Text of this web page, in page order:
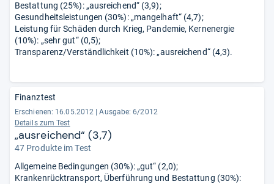
Bestattung (25%): „ausreichend“ (3,9);
Gesundheitsleistungen (30%): „mangelhaft“ (4,7);
Leistung für Schäden durch Krieg, Pandemie, Kernenergie
(10%): „sehr gut“ (0,5);
Transparenz/Verständlichkeit (10%): „ausreichend“ (4,3).
Finanztest
Erschienen: 16.05.2012
Ausgabe: 6/2012
Details zum Test
„ausreichend“ (3,7)
47 Produkte im Test
Allgemeine Bedingungen (30%): „gut“ (2,0);
Krankenrücktransport, Überführung und Bestattung (30%):